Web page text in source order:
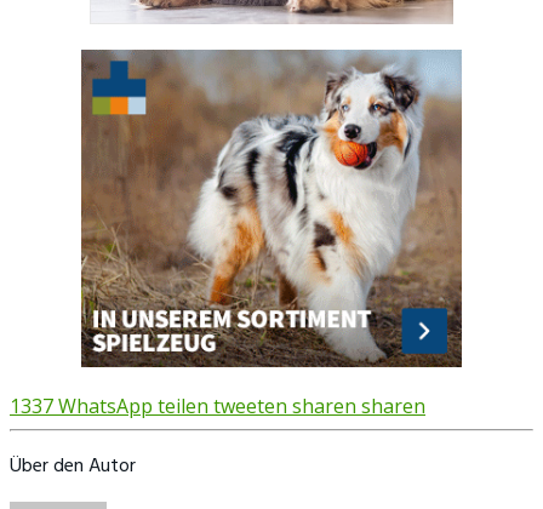
1337WhatsApp teilen tweeten sharen sharen
Über den Autor